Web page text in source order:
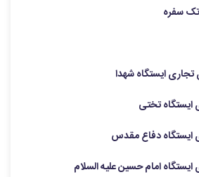
سفره
تجاری ایستگاه شهدا
ایستگاه تختی
ایستگاه دفاع مقدس
امام حسین علیه السلام